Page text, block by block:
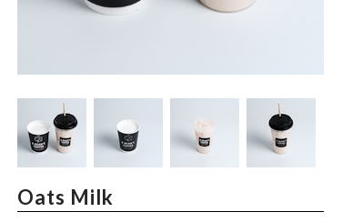
Trade Law
Privacy Policy
Oats Milk